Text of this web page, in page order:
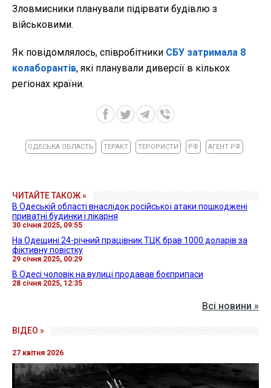
Зловмисники планували підірвати будівлю з
військовими.
Як повідомлялось, співробітники СБУ затримала 8
колаборантів, які планували диверсії в кількох
регіонах країни.
ОДЕСЬКА ОБЛАСТЬ ТЕРАКТ ТЕРОРИСТИ РФ АГЕНТ РФ
ЧИТАЙТЕ ТАКОЖ »
В Одеській області внаслідок російської атаки пошкоджені
приватні будинки і лікарня
30 січня 2025, 09:55
На Одещині 24-річний працівник ТЦК брав 1000 доларів за
фіктивну повістку
29 січня 2025, 00:29
В Одесі чоловік на вулиці продавав боєприпаси
28 січня 2025, 12:35
Всі новини »
ВІДЕО »
27 квітня 2026